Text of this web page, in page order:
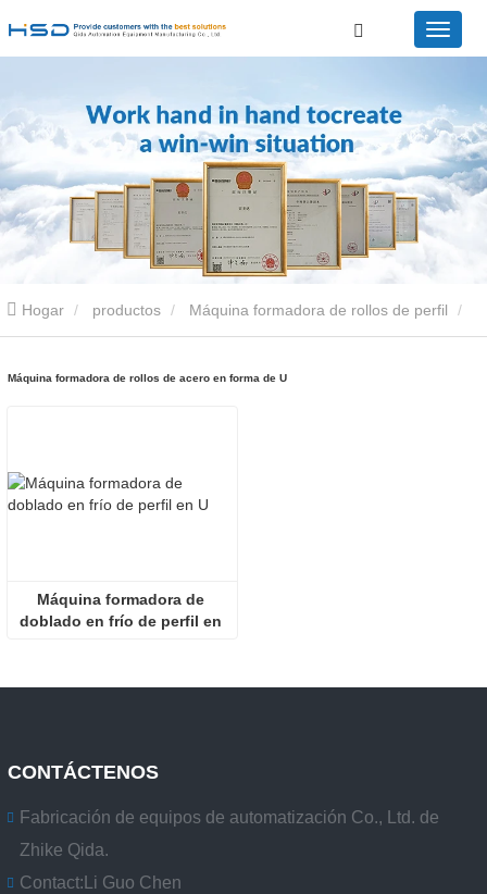
Hogar productos Máquina formadora de rollos de perfil
Máquina formadora de rollos de acero en forma de U
Máquina formadora de
doblado en frío de perfil en
CONTÁCTENOS
Fabricación de equipos de automatización Co., Ltd. de
Zhike Qida.
Contact: Li Guo Chen